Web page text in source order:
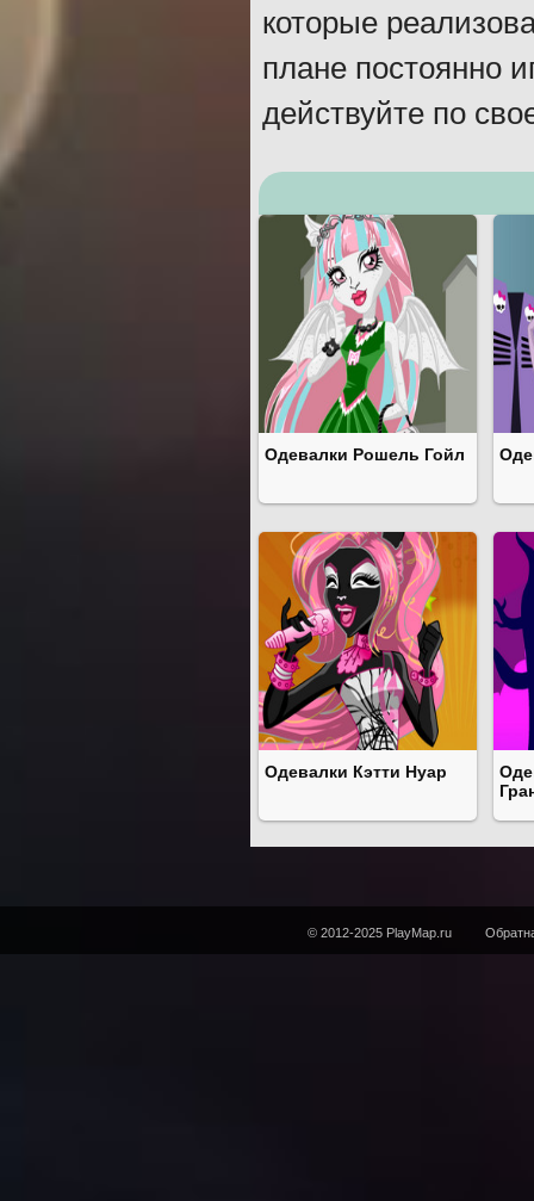
которые
плане постоянно
действуйте по
Одевалки Рошель Гойл
Одевалки Кэтти Нуар
© 2012-2025 PlayMap.ru